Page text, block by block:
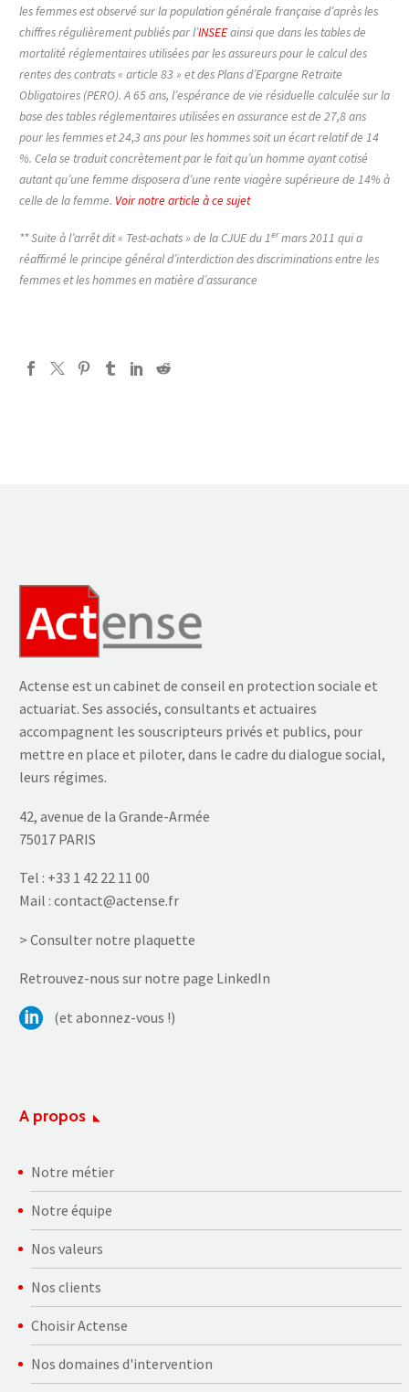
les femmes est observé sur la population générale française d’après les
chiffres régulièrement publiés par l’INSEEainsi que dans les tables de
mortalité réglementaires utilisées par les assureurs pour le calcul des
rentes des contrats « article 83 » et des Plans d’Epargne Retraite
Obligatoires (PERO). A 65 ans, l’espérance de vie résiduelle calculée sur la
base des tables réglementaires utilisées en assurance est de 27,8 ans
pour les femmes et 24,3 ans pour les hommes soit un écart relatif de 14
%. Cela se traduit concrètement par le fait qu’un homme ayant cotisé
autant qu’une femme disposera d’une rente viagère supérieure de 14% à
celle de la femme. Voir notre article à ce sujet
** Suite à l’arrêt dit « Test-achats » de la CJUE du 1ermars 2011 qui a
réaffirmé le principe général d’interdiction des discriminations entre les
femmes et les hommes en matière d’assurance
Actense est un cabinet de conseil en protection sociale et
actuariat. Ses associés, consultants et actuaires
accompagnent les souscripteurs privés et publics, pour
mettre en place et piloter, dans le cadre du dialogue social,
leurs régimes.
42, avenue de la Grande-Armée
75017 PARIS
Tel : +33 1 42 22 11 00
Mail : contact@actense.fr
> Consulter notre plaquette
Retrouvez-nous sur notre page LinkedIn
(et abonnez-vous !)
A propos
Notre métier
Notre équipe
Nos valeurs
Nos clients
Choisir Actense
Nos domaines d'intervention